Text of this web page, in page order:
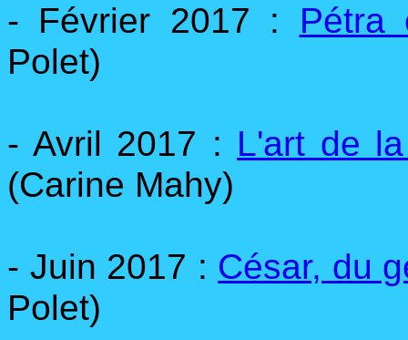
- Février 2017 : Pétra
Polet)
- Avril 2017 : L'art de
(Carine Mahy)
- Juin 2017 : César, du
Polet)